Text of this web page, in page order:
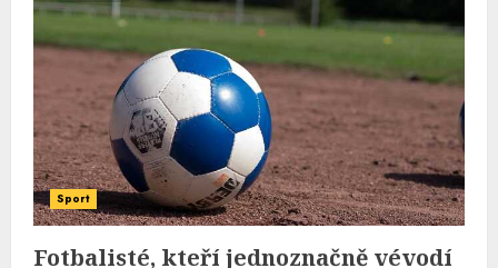
Sport
Fotbalisté, kteří jednoznačně vévodí